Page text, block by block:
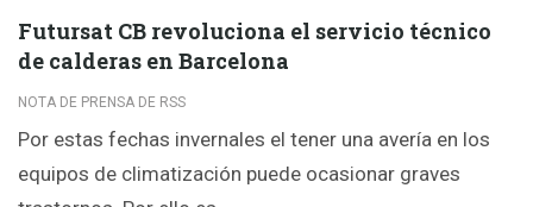
Futursat CB revoluciona el servicio técnico
de calderas en Barcelona
NOTA DE PRENSA DE RSS
Por estas fechas invernales el tener una avería en los
equipos de climatización puede ocasionar graves